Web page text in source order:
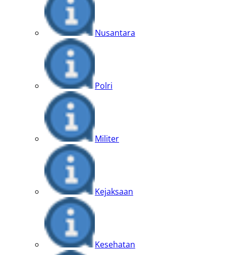
Nusantara
Polri
Militer
Kejaksaan
Kesehatan